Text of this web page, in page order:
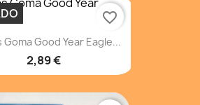
Goma Good Year Eagle...
2,89 €
favorite_border